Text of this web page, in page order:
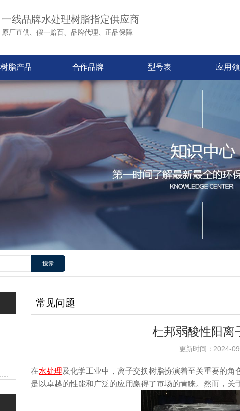
一线品牌水处理树脂指定供应商
原厂直供、假一赔百、品牌代理、正品保障
树脂产品 合作品牌 型号表 应用
搜索
常见问题
杜邦弱酸性阳离
更新时间：2024-
在水处理及化学工业中，离子交换树脂扮演着至关重要的
是以卓越的性能和广泛的应用赢得了市场的青睐。然而，关